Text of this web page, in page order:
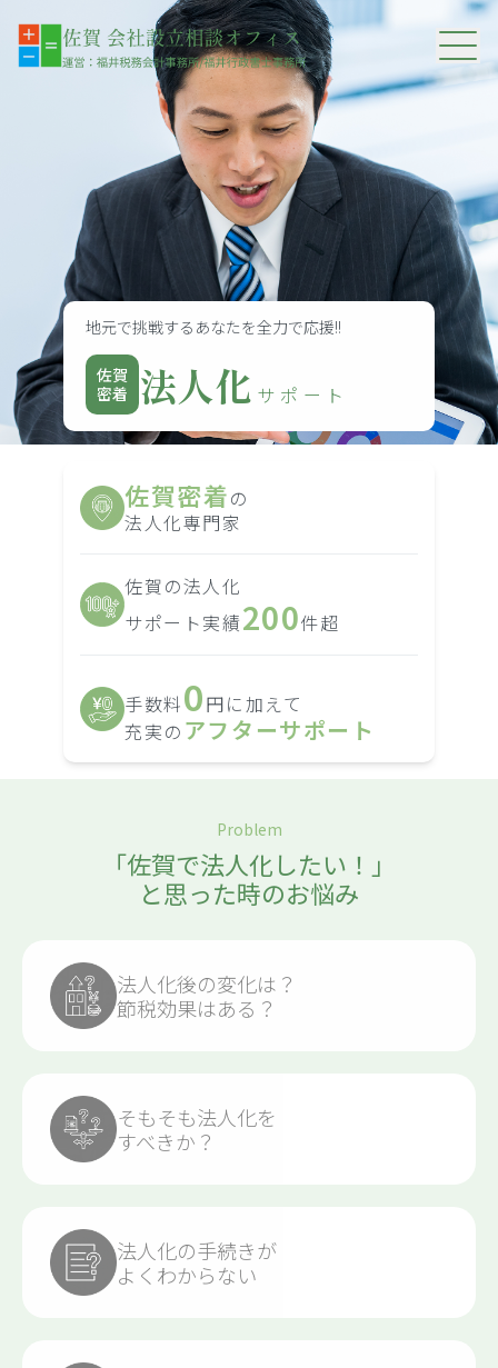
サポート紹介 事務所紹介
地元で挑戦するあなたを全力で応援!!
佐賀
密着
法人化 サポート
佐賀密着の
法人化専門家
佐賀の法人化
サポート実績200件超
手数料0円に加えて
充実の アフターサポート
Problem
「佐賀で法人化したい！」
と思った時のお悩み
法人化後の変化は？
節税効果はある？
そもそも法人化を
すべきか？
法人化の手続きが
よくわからない